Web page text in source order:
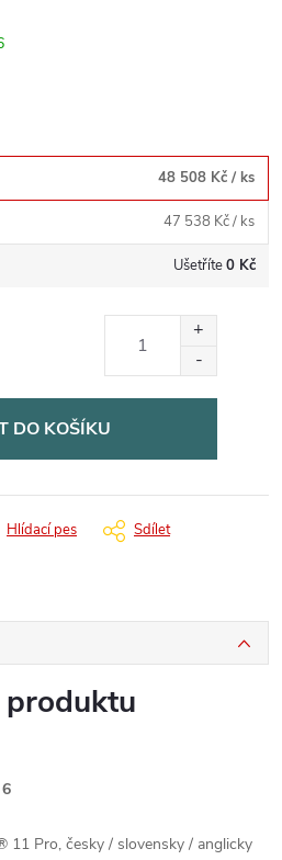
48 508 Kč / ks
47 538 Kč/ ks
Ušetříte0 Kč
DO KOŠÍKU
Hlídací pes Sdílet
11 Pro, česky / slovensky / anglicky